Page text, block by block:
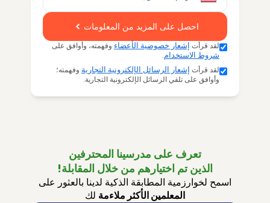
احصل على المزيد من المعلومات
لقد قرأت إشعار خصوصية الأعضاء وفهمته، وأوافق على
شروط الاستخدام.
لقد قرأت إشعار الرسائل الإلكترونية التجارية وفهمته؛
وأوافق على تلقي الرسائل الإلكترونية التجارية.
تعرف على مدرسينا المحترفين
الذين تم اختيارهم من خلال المقابلة!
اسمح لخوارزمية المطابقة الذكية لدينا بالعثور على
المعلمين الأكثر ملاءمة لك